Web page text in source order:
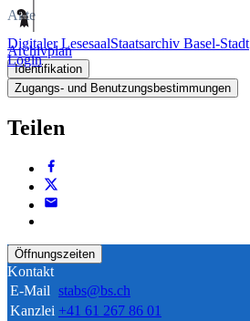
Digitaler LesesaalStaatsarchiv Basel-Stadt
Login
Akte
Archivplan
Identifikation
Zugangs- und Benutzungsbestimmungen
Teilen
Öffnungszeiten
Kontakt
E-Mail stabs@bs.ch
Kanzlei +41 61 267 86 01